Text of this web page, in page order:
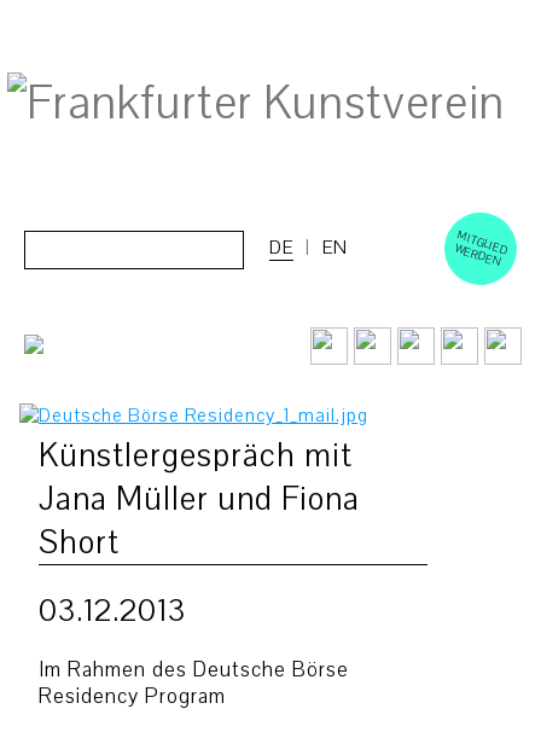
M
ITGLIED W
ERD
EN
DE EN
Künstlergespräch mit
Jana Müller und Fiona
Short
03.12.2013
Im Rahmen des Deutsche Börse
Residency Program